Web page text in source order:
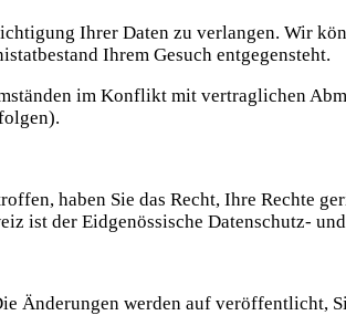
Ihrer Daten zu verlangen. Wir
Ihrem Gesuch entgegensteht.
im Konflikt mit vertraglichen
haben Sie das Recht, Ihre Rechte
ist der Eidgenössische Datenschutz-
Änderungen werden auf veröffentlicht,